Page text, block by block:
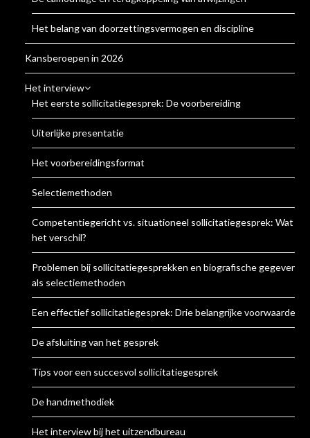
Het belang van doorzettingsvermogen en discipline
Kansberoepen in 2026
Het interview
Het eerste sollicitatiegesprek: De voorbereiding
Uiterlijke presentatie
Het voorbereidingsformat
Selectiemethoden
Competentiegericht vs. situationeel sollicitatiegesprek: Wat is
het verschil?
Problemen bij sollicitatiegesprekken en biografische gegevens
als selectiemethoden
Een effectief sollicitatiegesprek: Drie belangrijke voorwaarden
De afsluiting van het gesprek
Tips voor een succesvol sollicitatiegesprek
De handmethodiek
Het interview bij het uitzendbureau